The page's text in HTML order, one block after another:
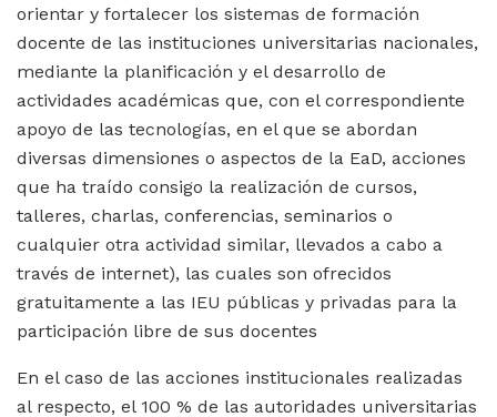
orientar y fortalecer los sistemas de formación
docente de las instituciones universitarias nacionales,
mediante la planificación y el desarrollo de
actividades académicas que, con el correspondiente
apoyo de las tecnologías, en el que se abordan
diversas dimensiones o aspectos de la EaD, acciones
que ha traído consigo la realización de cursos,
talleres, charlas, conferencias, seminarios o
cualquier otra actividad similar, llevados a cabo a
través de internet), las cuales son ofrecidos
gratuitamente a las IEU públicas y privadas para la
participación libre de sus docentes
En el caso de las acciones institucionales realizadas
al respecto, el 100 % de las autoridades universitarias